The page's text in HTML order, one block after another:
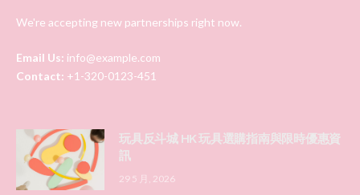
We're accepting new partnerships right now.
Email Us: info@example.com
Contact: +1-320-0123-451
玩具反斗城 HK 玩具選購指南與限時優惠資
訊
29 5 月, 2026